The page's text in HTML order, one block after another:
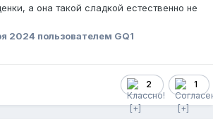
а она такой сладкой естественно не
2024 пользователем GQ1
2 1